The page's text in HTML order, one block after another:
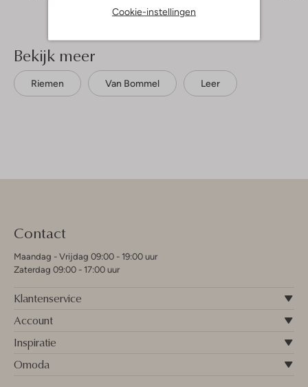
Cookie-instellingen
Bekijk meer
Riemen Van Bommel Leer
Contact
Maandag - Vrijdag 09:00 - 19:00 uur
Zaterdag 09:00 - 17:00 uur
Klantenservice
Account
Inspiratie
Omoda